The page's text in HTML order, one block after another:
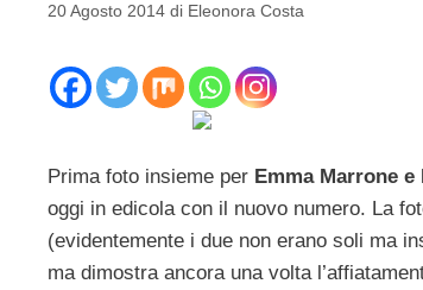
20 Agosto 2014 di Eleonora Costa
Prima foto insieme per Emma Marrone
oggi in edicola con il nuovo numero. La
(evidentemente i due non erano soli ma
ma dimostra ancora una volta